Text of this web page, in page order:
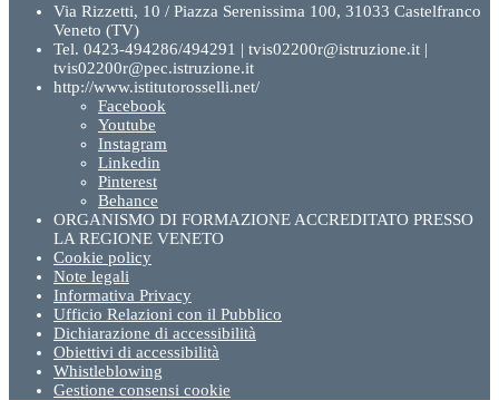
Via Rizzetti, 10 / Piazza Serenissima 100, 31033 Castelfranco
Veneto (TV)
Tel. 0423-494286/494291 | tvis02200r@istruzione.it |
tvis02200r@pec.istruzione.it
http://www.istitutorosselli.net/
Facebook
Youtube
Instagram
Linkedin
Pinterest
Behance
ORGANISMO DI FORMAZIONE ACCREDITATO PRESSO
LA REGIONE VENETO
Cookie policy
Note legali
Informativa Privacy
Ufficio Relazioni con il Pubblico
Dichiarazione di accessibilità
Obiettivi di accessibilità
Whistleblowing
Gestione consensi cookie